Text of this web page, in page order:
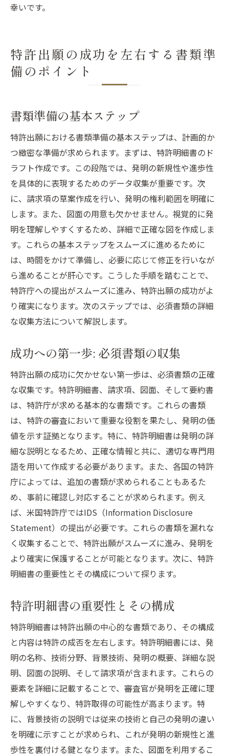
幸いです。
特許出願の成功を左右する書類準
備のポイント
書類準備の基本ステップ
特許出願における書類準備の基本ステップは、計画的か
つ緻密な準備が求められます。まずは、特許明細書のド
ラフト作成です。この段階では、発明の新規性や進歩性
を具体的に表現するためのデータ収集が重要です。次
に、請求項の草案作成を行い、発明の権利範囲を明確に
します。また、図面の用意も欠かせません。視覚的に発
明を理解しやすくするため、詳細で正確な図を作成しま
す。これらの基本ステップをスムーズに進めるために
は、時間をかけて準備し、必要に応じて修正を行いなが
ら進めることが肝心です。こうした手順を踏むことで、
特許庁への提出がスムーズに進み、特許出願の成功がよ
り確実になります。次のステップでは、必須書類の詳細
な収集方法について解説します。
成功への第一歩: 必須書類の収集
特許出願の成功に欠かせない第一歩は、必須書類の正確
な収集です。特許明細書、請求項、図面、そして要約書
は、特許庁が求める基本的な書類です。これらの書類
は、特許の審査において重要な役割を果たし、発明の価
値を示す証拠となります。特に、特許明細書は発明の詳
細な説明となるため、正確な情報と共に、適切な専門用
語を用いて作成する必要があります。また、各国の特許
庁によっては、追加の書類が求められることもあるた
め、事前に確認し対応することが求められます。例え
ば、米国特許庁ではIDS（Information Disclosure
Statement）の提出が必要です。これらの書類を漏れな
く収集することで、特許出願がスムーズに進み、発明を
より確実に保護することが可能となります。次に、特許
明細書の重要性とその構成について探ります。
特許明細書の重要性とその構成
特許明細書は特許出願の中心的な書類であり、その構成
と内容は特許の成否を左右します。特許明細書には、発
明の名称、技術分野、背景技術、発明の概要、詳細な説
明、図面の説明、そして請求項が含まれます。これらの
要素を詳細に記載することで、審査官が発明を正確に理
解しやすくなり、特許取得の可能性が高まります。特
に、背景技術の説明では従来の技術と自己の発明の違い
を明確に示すことが求められ、これが発明の新規性と進
歩性を裏付ける鍵となります。また、図面を利用するこ